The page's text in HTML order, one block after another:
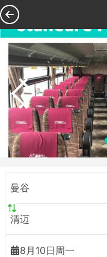
曼谷
清迈
8月10日周一